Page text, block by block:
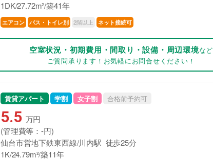
1DK/27.72m²/築41年
エアコン バス・トイレ別 2階以上 ネット接続可
空室状況・初期費用・間取り・設備・周辺環境など
ご質問承ります！お気軽にお問合せください！
賃貸アパート 学割 女子割 合格前予約可
5.5 万円
(管理費等：-円)
仙台市営地下鉄東西線/川内駅 徒歩25分
1K/24.79m²/築11年